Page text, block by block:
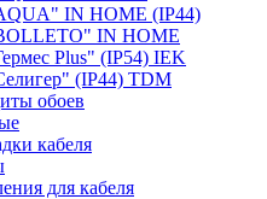
IN HOME (IP44)
IN HOME
Plus" (IP54) IEK
(IP44) TDM
обоев
кабеля
для кабеля